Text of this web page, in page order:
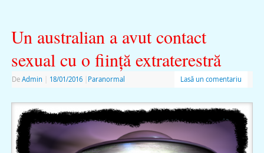
Un australian a avut contact
sexual cu o fiinţă extraterestră
De Admin 18/01/2016 Paranormal Lasă un comentariu